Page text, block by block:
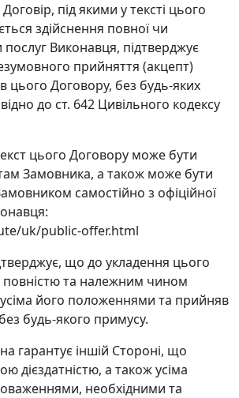
під якими у тексті цього
здійснення повної чи
послуг Виконавця, підтверджує
прийняття (акцепт)
Договору, без будь-яких
до ст. 642 Цивільного кодексу
цього Договору може бути
Замовника, а також може бути
самостійно з офіційної
uk/public-offer.html
що до укладення цього
повністю та належним чином
його положеннями та прийняв
без будь-якого примусу.
гарантує іншій Стороні, що
дієздатністю, а також усіма
необхідними та